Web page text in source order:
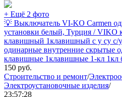
+ Ещё 2 фото
💡 Выключатель VI-KO Carmen
установки белый, Турция / VIKO
клавишный 1клавишный с у су с/
одинарные внутренние скрытые
клавишные 1клавишные 1-кл 1кл
150 руб.
Строительство и ремонт/
Электроустановочные изделия/
23:57:28